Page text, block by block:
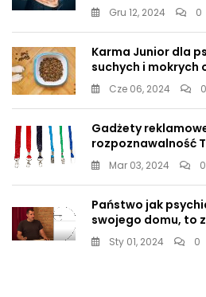
Gru 12, 2024 0
Karma Junior dla
suchych i mokrych
Cze 06, 2024 0
Gadżety
rozpoznawalność
Mar 03, 2024 0
Państwo jak
swojego domu, to
Sty 01, 2024 0